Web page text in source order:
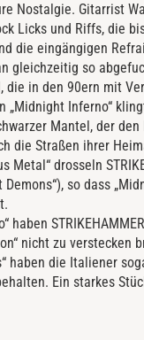
Nostalgie. Gitarrist
Licks und Riffs, die
die eingängigen
gleichzeitig so
die in den 90ern mit
„Midnight Inferno“
Mantel, der
die Straßen ihrer
Metal“ drosseln
Demons“), so dass
haben
nicht zu verstecken
haben die Italiener
Ein starkes